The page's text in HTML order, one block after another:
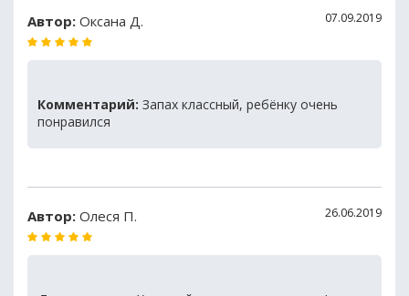
Автор: Оксана Д. 07.09.2019
Комментарий: Запах классный, ребёнку очень
понравился
Автор: Олеся П. 26.06.2019